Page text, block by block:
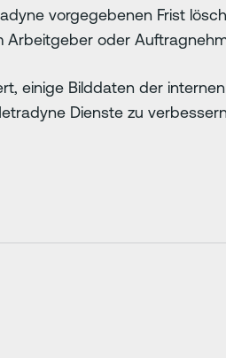
vorgegebenen Frist
oder
einige Bilddaten der
Dienste zu